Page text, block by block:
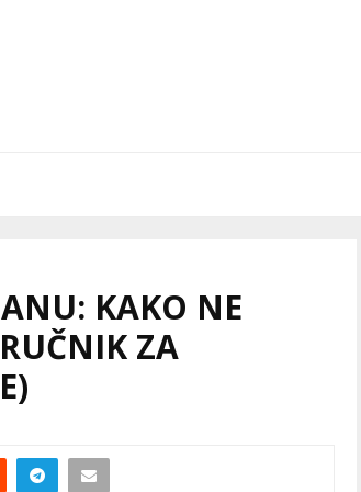
KAKO NE
ZA